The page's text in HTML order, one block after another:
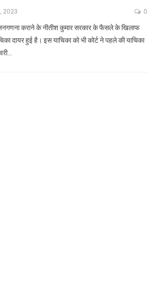
2023 0
जनगणना कराने के नीतीश कुमार सरकार के फैसले के खिलाफ
दायर हुई है। इस याचिका को भी कोर्ट ने पहले की याचिका